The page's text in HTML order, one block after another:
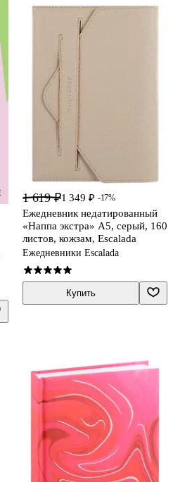
1 619 ₽1 349 ₽ -17%
Ежедневник недатированный
«Наппа экстра» А5, серый, 160
листов, кожзам, Escalada
Ежедневники Escalada
Купить